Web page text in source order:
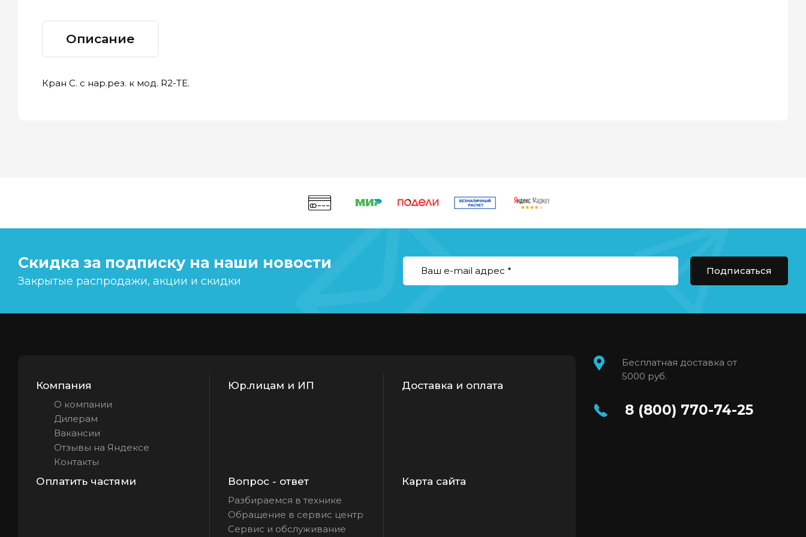
Описание
Кран С. с нар.рез. к мод. R2-TE.
Скидка за подписку на наши новости
Закрытые распродажи, акции и скидки
Подписаться
Компания
О компании
Дилерам
Вакансии
Отзывы на Яндексе
Контакты
Юр.лицам и ИП Доставка и оплата
Оплатить частями Вопрос - ответ
Разбираемся в технике
Обращение в сервис центр
Сервис и обслуживание
Карта сайта
Бесплатная доставка от
5000 руб.
8 (800) 770-74-25